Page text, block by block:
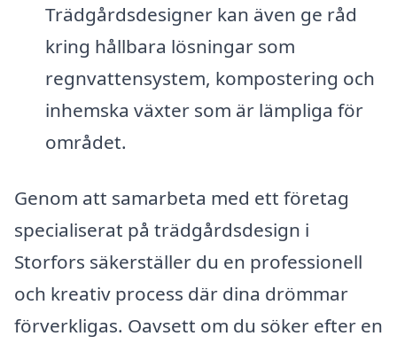
Trädgårdsdesigner kan även ge råd
kring hållbara lösningar som
regnvattensystem, kompostering och
inhemska växter som är lämpliga för
området.
Genom att samarbeta med ett företag
specialiserat på trädgårdsdesign i
Storfors säkerställer du en professionell
och kreativ process där dina drömmar
förverkligas. Oavsett om du söker efter en